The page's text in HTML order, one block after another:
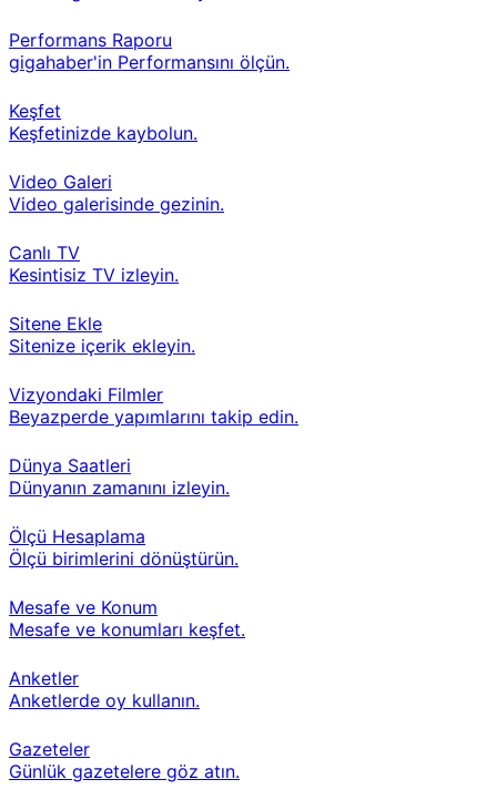
Performans Raporu
gigahaber'in Performansını ölçün.
Keşfet
Keşfetinizde kaybolun.
Video Galeri
Video galerisinde gezinin.
Canlı TV
Kesintisiz TV izleyin.
Sitene Ekle
Sitenize içerik ekleyin.
Vizyondaki Filmler
Beyazperde yapımlarını takip edin.
Dünya Saatleri
Dünyanın zamanını izleyin.
Ölçü Hesaplama
Ölçü birimlerini dönüştürün.
Mesafe ve Konum
Mesafe ve konumları keşfet.
Anketler
Anketlerde oy kullanın.
Gazeteler
Günlük gazetelere göz atın.